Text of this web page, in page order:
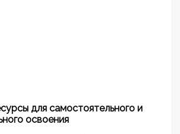
для самостоятельного и
освоения